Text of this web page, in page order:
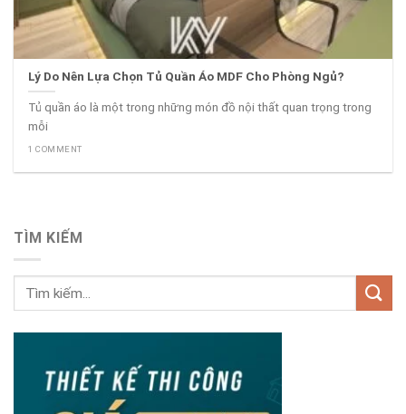
Lý Do Nên Lựa Chọn Tủ Quần Áo MDF Cho Phòng Ngủ?
Tủ quần áo là một trong những món đồ nội thất quan trọng trong
mỗi
1 COMMENT
TÌM KIẾM